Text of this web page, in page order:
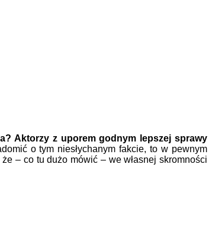
Aktorzy z uporem godnym lepszej sprawy
o tym niesłychanym fakcie, to w pewnym
– co tu dużo mówić – we własnej skromności